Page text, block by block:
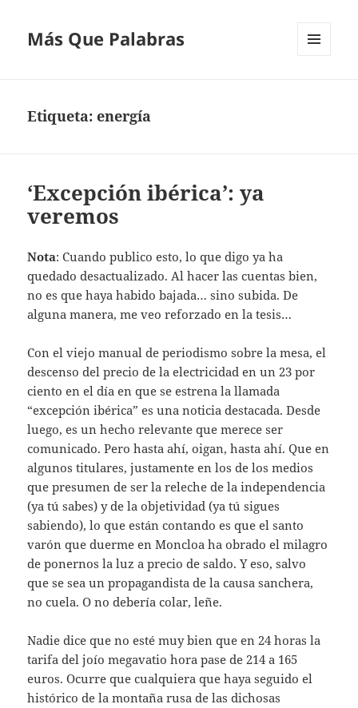
Más Que Palabras
Etiqueta:energía
‘Excepción ibérica’: ya
veremos
Nota: Cuando publico esto, lo que digo ya ha
quedado desactualizado. Al hacer las cuentas bien,
no es que haya habido bajada… sino subida. De
alguna manera, me veo reforzado en la tesis…
Con el viejo manual de periodismo sobre la mesa, el
descenso del precio de la electricidad en un 23 por
ciento en el día en que se estrena la llamada
“excepción ibérica” es una noticia destacada. Desde
luego, es un hecho relevante que merece ser
comunicado. Pero hasta ahí, oigan, hasta ahí. Que en
algunos titulares, justamente en los de los medios
que presumen de ser la releche de la independencia
(ya tú sabes) y de la objetividad (ya tú sigues
sabiendo), lo que están contando es que el santo
varón que duerme en Moncloa ha obrado el milagro
de ponernos la luz a precio de saldo. Y eso, salvo
que se sea un propagandista de la causa sanchera,
no cuela. O no debería colar, leñe.
Nadie dice que no esté muy bien que en 24 horas la
tarifa del joío megavatio hora pase de 214 a 165
euros. Ocurre que cualquiera que haya seguido el
histórico de la montaña rusa de las dichosas